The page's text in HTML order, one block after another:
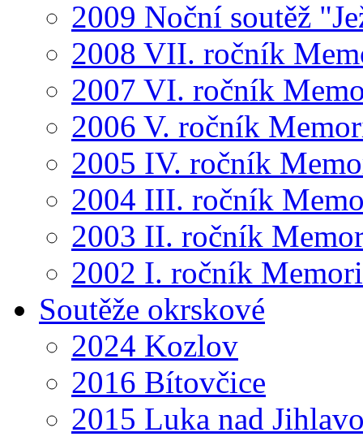
2009 Noční soutěž
2008 VII. ročník
2007 VI. ročník
2006 V. ročník
2005 IV. ročník
2004 III. ročník
2003 II. ročník
2002 I. ročník
Soutěže okrskové
2024 Kozlov
2016 Bítovčice
2015 Luka nad